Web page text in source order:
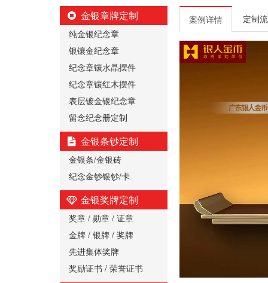
金银章牌定制
纯金银纪念章
银镶金纪念章
纪念章镶水晶摆件
纪念章镶红木摆件
表层镀金银纪念章
留念纪念册定制
金银条钞定制
金银条/金银砖
纪念金钞银钞/卡
金银奖牌定制
奖章 / 勋章 / 证章
金牌 / 银牌 / 奖牌
先进集体奖牌
奖励证书 / 荣誉证书
案例详情 定制